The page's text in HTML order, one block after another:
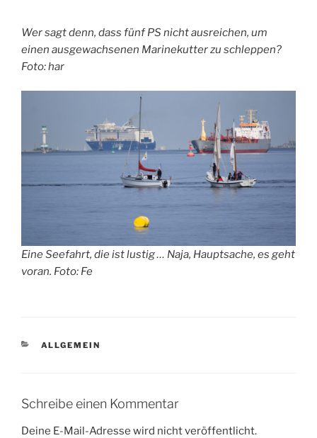
Wer sagt denn, dass fünf PS nicht ausreichen, um
einen ausgewachsenen Marinekutter zu schleppen?
Foto: har
Eine Seefahrt, die ist lustig … Naja, Hauptsache, es geht
voran. Foto: Fe
KATEGORIEN
ALLGEMEIN
Schreibe einen Kommentar
Deine E-Mail-Adresse wird nicht veröffentlicht.